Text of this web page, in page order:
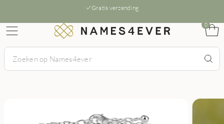
Gratis verzending
0